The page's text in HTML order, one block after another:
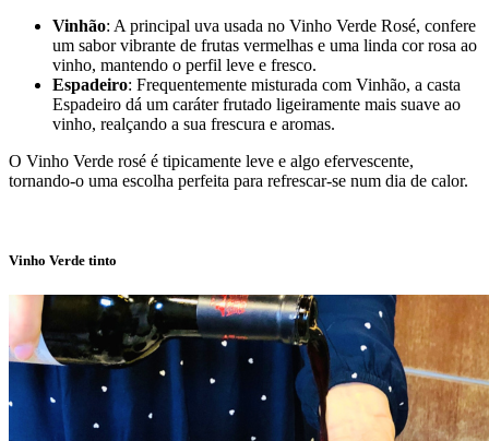
Vinhão: A principal uva usada no Vinho Verde Rosé, confere
um sabor vibrante de frutas vermelhas e uma linda cor rosa ao
vinho, mantendo o perfil leve e fresco.
Espadeiro: Frequentemente misturada com Vinhão, a casta
Espadeiro dá um caráter frutado ligeiramente mais suave ao
vinho, realçando a sua frescura e aromas.
O Vinho Verde rosé é tipicamente leve e algo efervescente,
tornando-o uma escolha perfeita para refrescar-se num dia de calor.
Vinho Verde tinto